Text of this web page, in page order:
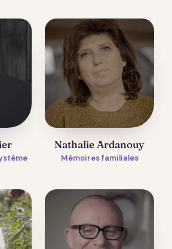
Nathalie Ardanouy
Mémoires familiales